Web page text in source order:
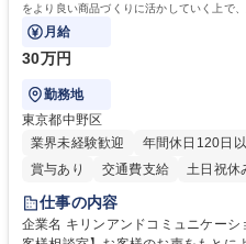
をより良い商品づくりに活かしていく上で
月給
30万円
勤務地
東京都中野区
業界未経験歓迎
年間休日120日
賞与あり
交通費支給 土日祝休
仕事の内容
企業名 キリンアンドコミュニケーションズ株式会